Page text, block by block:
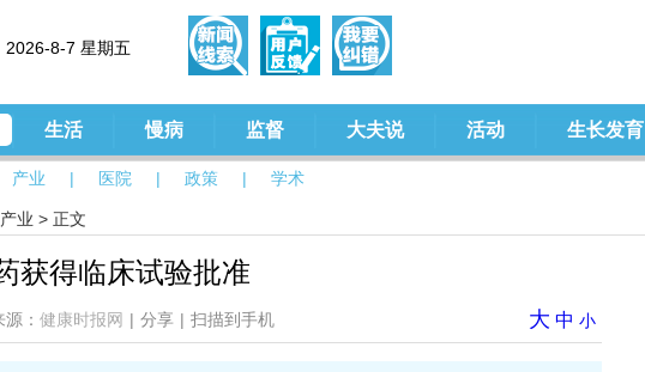
2026-8-7 星期五
产业 | 医院 | 政策 | 学术
生活 慢病 监督 大夫说 活动 生长发育
产业 > 正文
获得临床试验批准
源： 健康时报网 | 分享 | 扫描到手机 大 中 小